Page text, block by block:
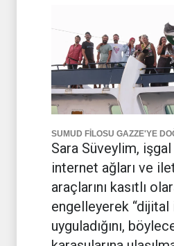
SUMUD FİLOSU GAZZE'YE
Sara Süveylim,
internet ağları ve
araçlarını kasıtlı
engelleyerek “dijital
uyguladığını,